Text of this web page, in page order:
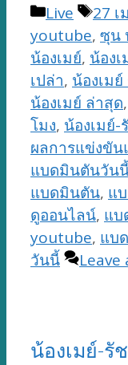
Categories
Live Tags
27
youtube, ซุน
น้องเมย์, น้อง
เปล่า, น้องเม
น้องเมย์ ล่าสุด,
โมง, น้องเมย์-
ผลการแข่งขั
แบดมินตันวัน
แบดมินตัน, แ
ดูออนไลน์, แบ
youtube, แบ
วันนี้
น้องเมย์-รั